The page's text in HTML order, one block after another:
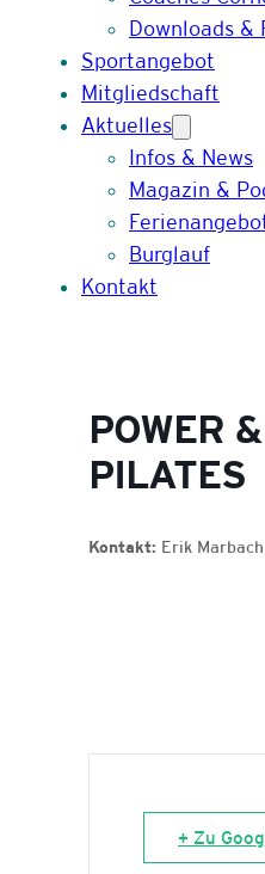
Downloads &
Sportangebot
Mitgliedschaft
Aktuelles
Infos & News
Magazin &
Burglauf
Kontakt
POWER
PILATES
Kontakt: Erik
+ Zu